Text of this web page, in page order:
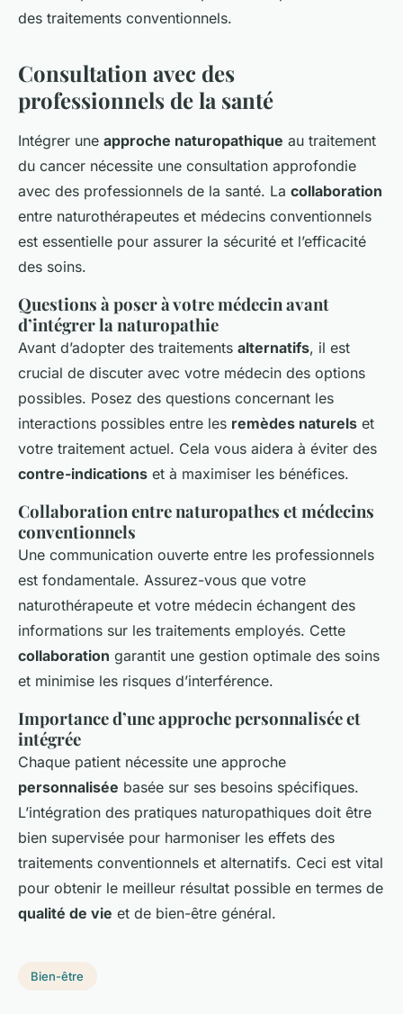
des traitements conventionnels.
Consultation avec des
professionnels de la santé
Intégrer une approche naturopathique au traitement
du cancer nécessite une consultation approfondie
avec des professionnels de la santé. La collaboration
entre naturothérapeutes et médecins conventionnels
est essentielle pour assurer la sécurité et l’efficacité
des soins.
Questions à poser à votre médecin avant
d’intégrer la naturopathie
Avant d’adopter des traitements alternatifs, il est
crucial de discuter avec votre médecin des options
possibles. Posez des questions concernant les
interactions possibles entre les remèdes naturels et
votre traitement actuel. Cela vous aidera à éviter des
contre-indications et à maximiser les bénéfices.
Collaboration entre naturopathes et médecins
conventionnels
Une communication ouverte entre les professionnels
est fondamentale. Assurez-vous que votre
naturothérapeute et votre médecin échangent des
informations sur les traitements employés. Cette
collaboration garantit une gestion optimale des soins
et minimise les risques d’interférence.
Importance d’une approche personnalisée et
intégrée
Chaque patient nécessite une approche
personnalisée basée sur ses besoins spécifiques.
L’intégration des pratiques naturopathiques doit être
bien supervisée pour harmoniser les effets des
traitements conventionnels et alternatifs. Ceci est vital
pour obtenir le meilleur résultat possible en termes de
qualité de vie et de bien-être général.
Bien-être